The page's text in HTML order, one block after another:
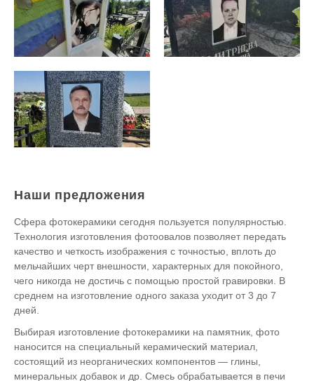
Наши предложения
Сфера фотокерамики сегодня пользуется популярностью.
Технология изготовления фотоовалов позволяет передать
качество и четкость изображения с точностью, вплоть до
мельчайших черт внешности, характерных для покойного,
чего никогда не достичь с помощью простой гравировки. В
среднем на изготовление одного заказа уходит от 3 до 7
дней.
Выбирая изготовление фотокерамики на памятник, фото
наносится на специальный керамический материал,
состоящий из неорганических компонентов — глины,
минеральных добавок и др. Смесь обрабатывается в печи